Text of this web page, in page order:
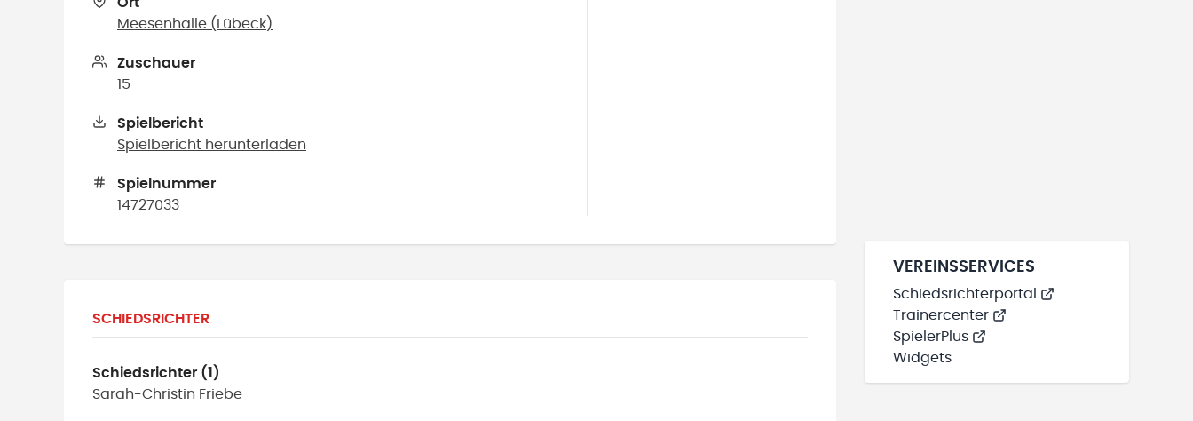
Meesenhalle ( Lübeck)
Zuschauer
15
Spielbericht
Spielbericht herunterladen
Spielnummer
14727033
SCHIEDSRICHTER
Schiedsrichter (1)
Sarah-Christin Friebe
VEREINSSERVICES
Schiedsrichterportal
Trainercenter
SpielerPlus
Widgets